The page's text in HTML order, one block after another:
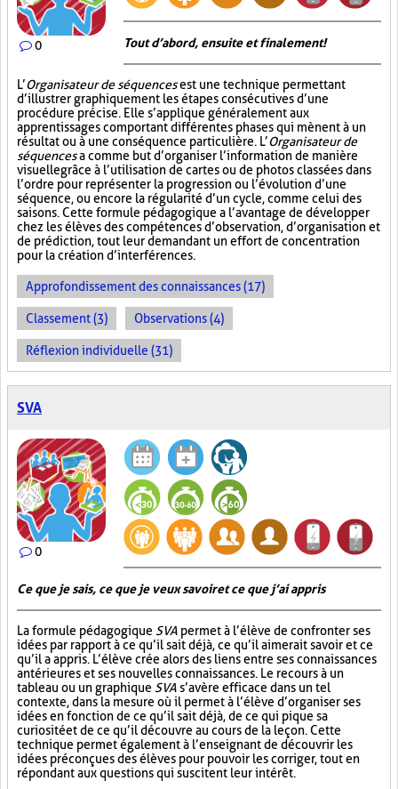
0 Tout d’abord, ensuite et finalement!
L’Organisateur de séquencesest une technique permettant
d’illustrer graphiquement les étapes consécutives d’une
procédure précise. Elle s’applique généralement aux
apprentissages comportant différentes phases qui mènent à un
résultat ou à une conséquence particulière. L’Organisateur de
séquencesa comme but d’organiser l’information de manière
visuellegrâce à l’utilisation de cartes ou de photos classées dans
l’ordre pour représenter la progression ou l’évolution d’une
séquence, ou encore la régularité d’un cycle, comme celui des
saisons. Cette formule pédagogique a l’avantage de développer
chez les élèves des compétences d’observation, d’organisation et
de prédiction, tout leur demandant un effort de concentration
pour la création d’interférences.
Approfondissement des connaissances (17)
Classement (3) Observations (4)
Réflexion individuelle (31)
SVA
0
Ce que je sais, ce que je veux savoir et ce que j’ai appris
La formule pédagogique SVA permet à l’élève de confronter ses
idées par rapport à ce qu’il sait déjà, ce qu’il aimerait savoir et ce
qu’il a appris. L’élève crée alors des liens entre ses connaissances
antérieures et ses nouvelles connaissances. Le recours à un
tableau ou un graphique SVA s’avère efficace dans un tel
contexte, dans la mesure où il permet à l’élève d’organiser ses
idées en fonction de ce qu’il sait déjà, de ce qui pique sa
curiosité et de ce qu’il découvre au cours de la leçon. Cette
technique permet également à l’enseignant de découvrir les
idées préconçues des élèves pour pouvoir les corriger, tout en
répondant aux questions qui suscitent leur intérêt.